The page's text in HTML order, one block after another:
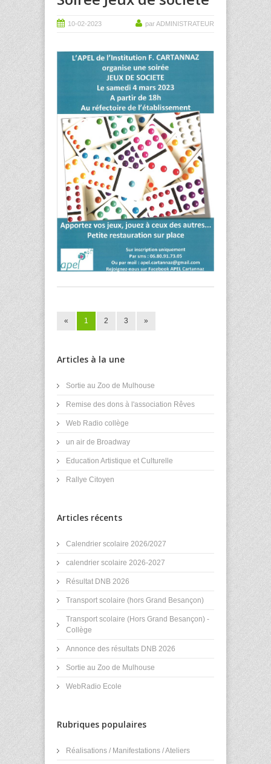
10-02-2023 par ADMINISTRATEUR
« 1 2 3 »
Articles à la une
Sortie au Zoo de Mulhouse
Remise des dons à l'association Rêves
Web Radio collège
un air de Broadway
Education Artistique et Culturelle
Rallye Citoyen
Articles récents
Calendrier scolaire 2026/2027
calendrier scolaire 2026-2027
Résultat DNB 2026
Transport scolaire (hors Grand Besançon)
Transport scolaire (Hors Grand Besançon) -
Collège
Annonce des résultats DNB 2026
Sortie au Zoo de Mulhouse
WebRadio Ecole
Rubriques populaires
Réalisations / Manifestations / Ateliers